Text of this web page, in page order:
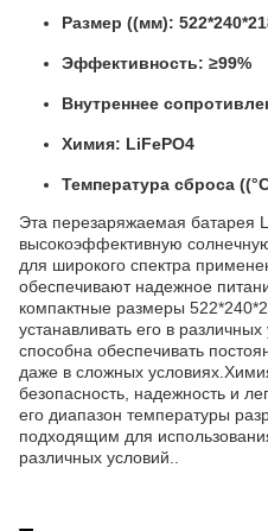
Размер ((мм):
Эффективность: ≥99%
Внутреннее
Химия: LiFePO4
Температура сброса
Эта перезаряжаемая батарея
высокоэффективную
для широкого спектра
обеспечивают надежное
компактные размеры
устанавливать его в
способна обеспечивать
даже в сложных
безопасность, надежность и
его диапазон температуры
подходящим для
различных условий..